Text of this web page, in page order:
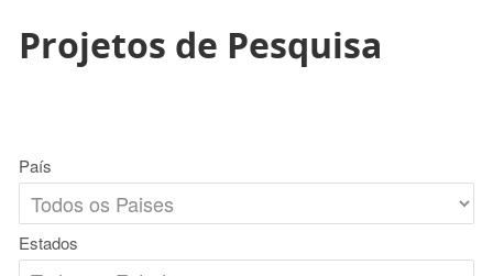
Projetos de Pesquisa
País
Estados